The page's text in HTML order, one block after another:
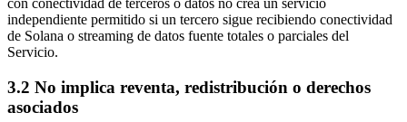
independiente permitido si un tercero sigue recibiendo conectividad
de Solana o streaming de datos fuente totales o parciales del
Servicio.
3.2 No implica reventa, redistribución o derechos
asociados